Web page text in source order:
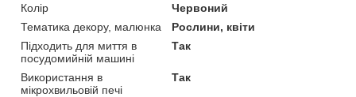
Колір
Червоний
Тематика декору, малюнка
Рослини, квіти
Підходить для миття в
посудомийній машині
Так
Використання в
мікрохвильовій печі
Так